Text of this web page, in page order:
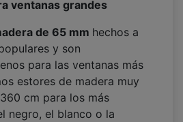
ventanas grandes
de 65 mm hechos a
y son
para las ventanas más
estores de madera muy
cm para los más
negro, el blanco o la